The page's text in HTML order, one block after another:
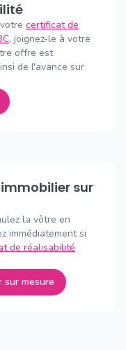
certificat de
, joignez-le à votre
offre est
de l'avance sur
la vôtre en
immédiatement si
de réalisabilité
sur mesure